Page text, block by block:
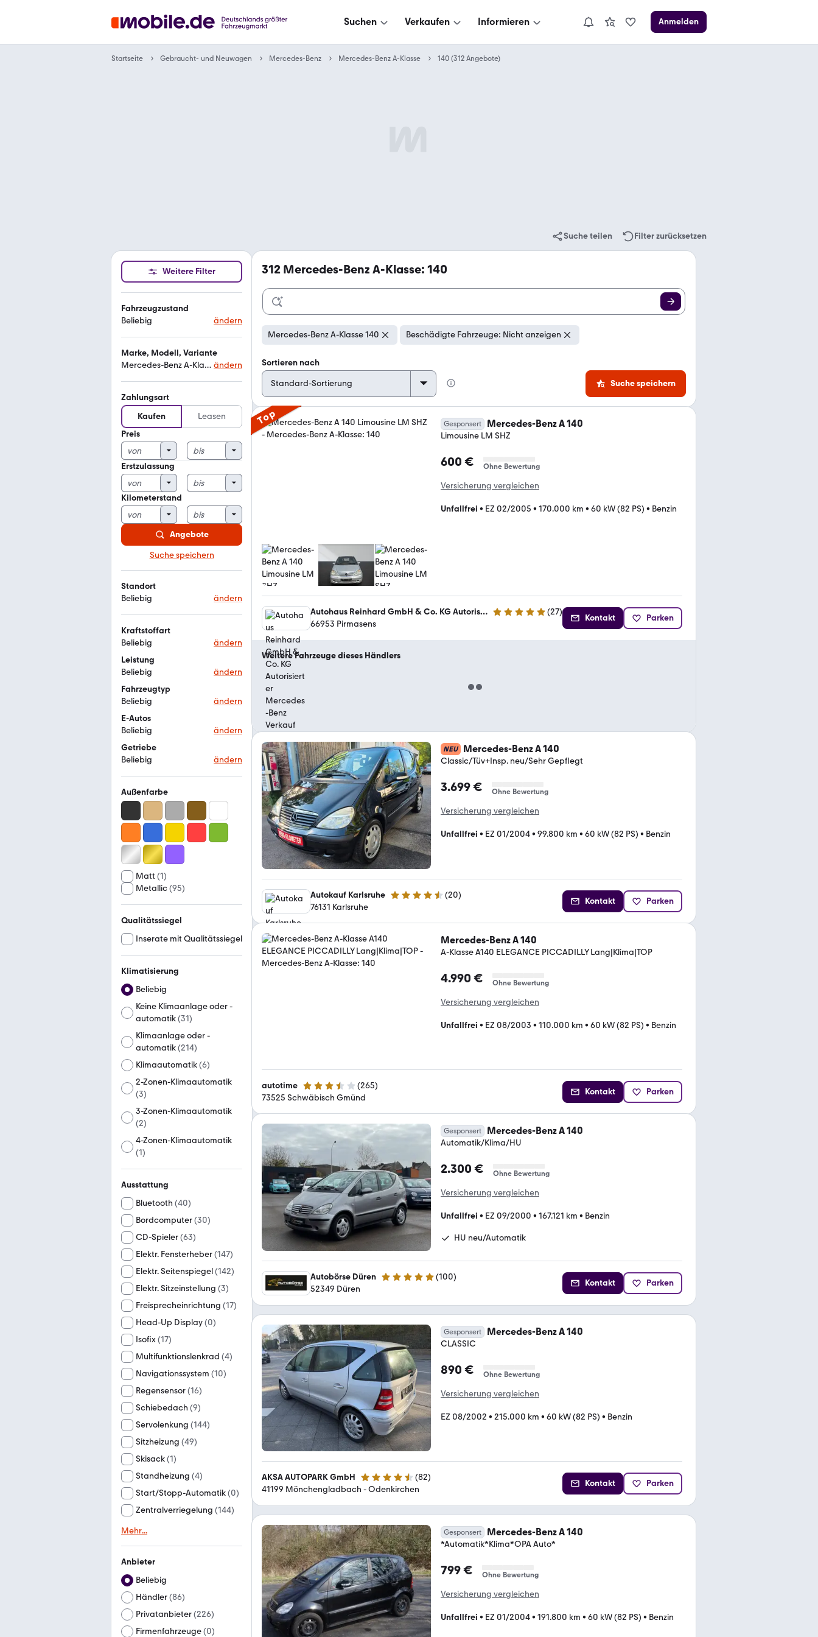
Suchen Verkaufen Informieren Anmelden
Startseite Gebraucht- und Neuwagen Mercedes-Benz Mercedes-Benz A-Klasse 140 (312 Angebote)
Suche teilen Filter zurücksetzen
Weitere Filter
Fahrzeugzustand
Beliebig
ändern
Marke, Modell, Variante
Mercedes-Benz A-Klasse 140 ändern
Zahlungsart
Kaufen
Leasen
Preis
Erstzulassung
Kilometerstand
Angebote
Suche speichern
Standort
Beliebig
ändern
Kraftstoffart
Beliebig
ändern
Leistung
Beliebig
ändern
Fahrzeugtyp
Beliebig
ändern
E-Autos
Beliebig
ändern
Getriebe
Beliebig
ändern
Außenfarbe
Matt (1)
Metallic(95)
Qualitätssiegel
Inserate mit Qualitätssiegel
Klimatisierung
Beliebig
Keine Klimaanlage oder -
automatik(31)
Klimaanlage oder -
automatik(214)
Klimaautomatik(6)
2-Zonen-Klimaautomatik
(3)
3-Zonen-Klimaautomatik
(2)
4-Zonen-Klimaautomatik
(1)
Ausstattung
Bluetooth (40)
Bordcomputer(30)
CD-Spieler(63)
Elektr. Fensterheber(147)
Elektr. Seitenspiegel(142)
Elektr. Sitzeinstellung (3)
Freisprecheinrichtung (17)
Head-Up Display(0)
Isofix(17)
Multifunktionslenkrad (4)
Navigationssystem (10)
Regensensor(16)
Schiebedach (9)
Servolenkung (144)
Sitzheizung (49)
Skisack(1)
Standheizung (4)
Start/Stopp-Automatik(0)
Zentralverriegelung (144)
Mehr...
Anbieter
Beliebig
Händler(86)
Privatanbieter(226)
Firmenfahrzeuge(0)
312 Mercedes-Benz A-Klasse: 140
Mercedes-Benz A-Klasse 140 Beschädigte Fahrzeuge: Nicht anzeigen
Sortieren nach
Suche speichern
Top Gesponsert Mercedes-Benz A 140
Limousine LM SHZ
600 € Ohne Bewertung
Versicherung vergleichen
Unfallfrei • EZ 02/2005 • 170.000 km • 60 kW (82 PS) • Benzin
Autohaus Reinhard GmbH & Co. KG Autorisierter Mercedes-Benz Verkauf und Service 5 Sterne (27)
66953 Pirmasens
Kontakt Parken
Weitere Fahrzeuge dieses Händlers
NEU Mercedes-Benz A 140
Classic/Tüv+Insp. neu/Sehr Gepflegt
3.699 € Ohne Bewertung
Versicherung vergleichen
Unfallfrei • EZ 01/2004• 99.800 km • 60 kW (82 PS) • Benzin
Autokauf Karlsruhe 4.7 Sterne (20)
76131 Karlsruhe
Kontakt Parken
Mercedes-Benz A 140
A-Klasse A140 ELEGANCE PICCADILLY Lang|Klima|TOP
4.990 € Ohne Bewertung
Versicherung vergleichen
Unfallfrei • EZ 08/2003 • 110.000 km • 60 kW (82 PS) • Benzin
autotime 3.3 Sterne (265)
73525 Schwäbisch Gmünd
Kontakt Parken
Gesponsert Mercedes-Benz A 140
Automatik/Klima/HU
2.300 € Ohne Bewertung
Versicherung vergleichen
Unfallfrei • EZ 09/2000 • 167.121 km • Benzin
HU neu/Automatik
Autobörse Düren 5 Sterne (100)
52349 Düren
Kontakt Parken
Gesponsert Mercedes-Benz A 140
CLASSIC
890 € Ohne Bewertung
Versicherung vergleichen
EZ 08/2002 • 215.000 km • 60 kW (82 PS) • Benzin
AKSA AUTOPARK GmbH 4.6 Sterne (82)
41199 Mönchengladbach - Odenkirchen
Kontakt Parken
Gesponsert Mercedes-Benz A 140
*Automatik*Klima*OPA Auto*
799 € Ohne Bewertung
Versicherung vergleichen
Unfallfrei • EZ 01/2004• 191.800 km • 60 kW (82 PS) • Benzin